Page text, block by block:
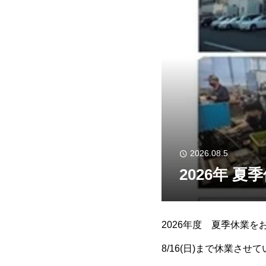
2026.08.5
2026年 夏
2026年度 夏季休業を
8/16(日)まで休業させ